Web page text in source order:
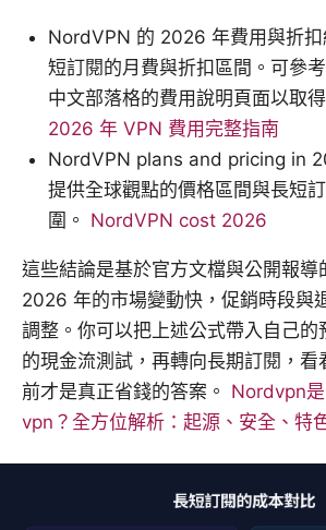
NordVPN 的 2026 年費用與折
短訂閱的月費與折扣區間。可參
中文部落格的費用說明頁面以取
2026 年 VPN 費用完整指南
NordVPN plans and pricing in
提供全球觀點的價格區間與長短
圍。 NordVPN cost 2026
這些結論是基於官方文檔與公開報導
2026 年的市場變動快，促銷時段與
調整。你可以把上述公式帶入自己的
的現金流測試，再轉向長期訂閱，看
前才是真正省錢的答案。 Nordvpn
vpn？全方位解析：起源、安全、特